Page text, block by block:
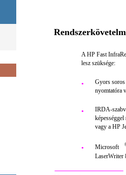
A HP Fast
lesz szüksége:
●
Gyors soros
nyomtatóra
●
IRDA-
vagy a HP
● Microsoft
LaserWriter